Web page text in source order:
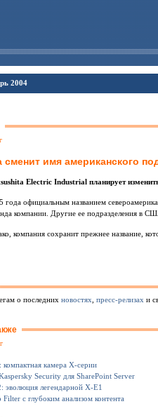
2004
сменит имя американского
Electric Industrial планирует
года официальным названием
компании. Другие ее подразделения в
компания сохранит прежнее название,
о последних новостях пресс-релизах и
камера Х-серии
Security для SharePoint Server
легендарной X-E1
Filter с глубоким анализом контента